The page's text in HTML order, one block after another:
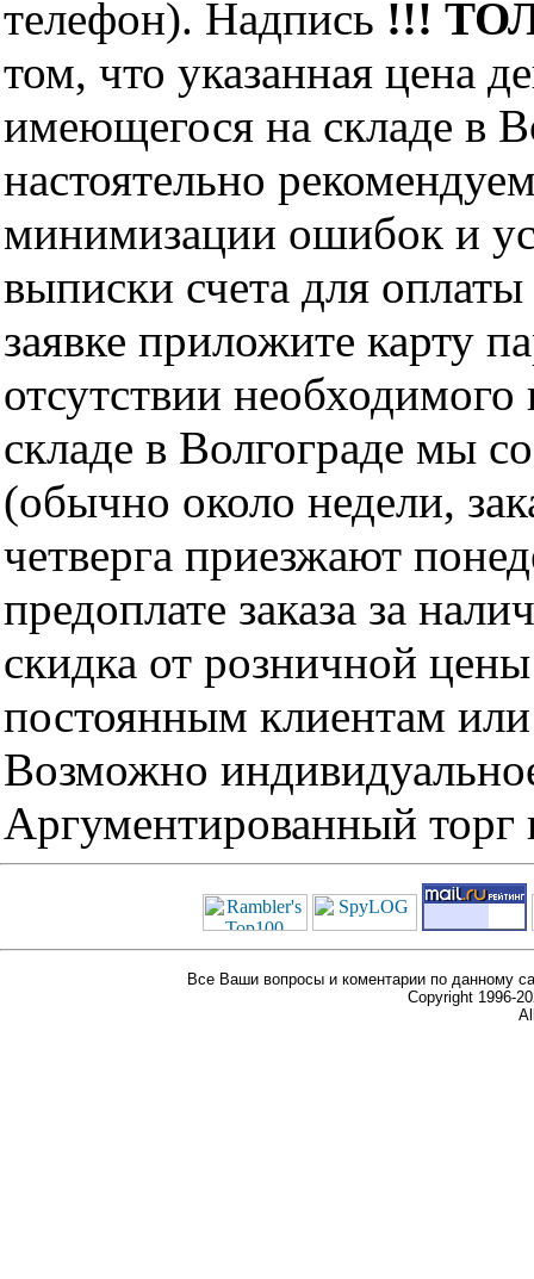
телефон). Надпись !!!
том, что указанная цена
имеющегося на складе в
настоятельно
минимизации ошибок и
выписки счета для
заявке приложите карту
отсутствии
складе в Волгограде мы
(обычно около недели,
четверга приезжают
предоплате заказа за
скидка от розничной
постоянным клиентам
Возможно
Аргументированный торг
Все Ваши вопросы и коментарии по данному
Copyright 1996-